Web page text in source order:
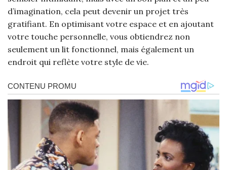
d’imagination, cela peut devenir un projet très
gratifiant. En optimisant votre espace et en ajoutant
votre touche personnelle, vous obtiendrez non
seulement un lit fonctionnel, mais également un
endroit qui reflète votre style de vie.